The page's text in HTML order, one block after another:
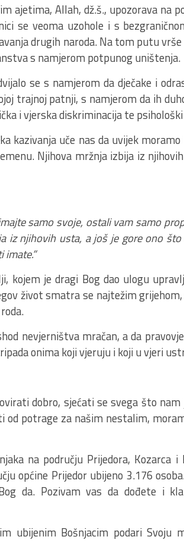
ajetima, Allah, dž.š., upozorava na
se veoma uzohole i s
drugih naroda. Na tom putu
s namjerom potpunog uništenja.
se s namjerom da dječake i
trajnoj patnji, s namjerom da ih
i vjerska diskriminacija te
kazivanja uče nas da uvijek
Njihova mržnja izbija iz
samo svoje, ostali vam samo
iz njihovih usta, a još je gore ono
imate.”
kojem je dragi Bog dao ulogu
život smatra se najtežim
nevjerništva mračan, a da
onima koji vjeruju i koji u vjeri
dobro, sjećati se svega što
od potrage za našim nestalim,
na području Prijedora, Kozarca i
općine Prijedor ubijeno 3.176
da. Pozivam vas da dođete i
ubijenim Bošnjacim podari Svoju